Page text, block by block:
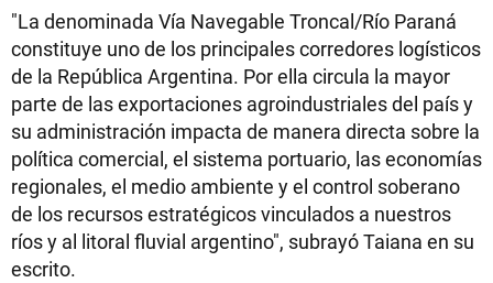
"La denominada Vía Navegable Troncal/Río Paraná
constituye uno de los principales corredores logísticos
de la República Argentina. Por ella circula la mayor
parte de las exportaciones agroindustriales del país y
su administración impacta de manera directa sobre la
política comercial, el sistema portuario, las economías
regionales, el medio ambiente y el control soberano
de los recursos estratégicos vinculados a nuestros
ríos y al litoral fluvial argentino", subrayó Taiana en su
escrito.